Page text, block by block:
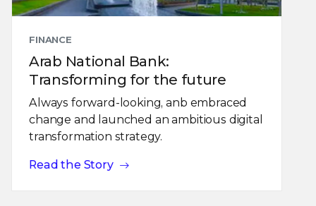
FINANCE
Arab National Bank:
Transforming for the future
Always forward-looking, anb embraced
change and launched an ambitious digital
transformation strategy.
Read the Story